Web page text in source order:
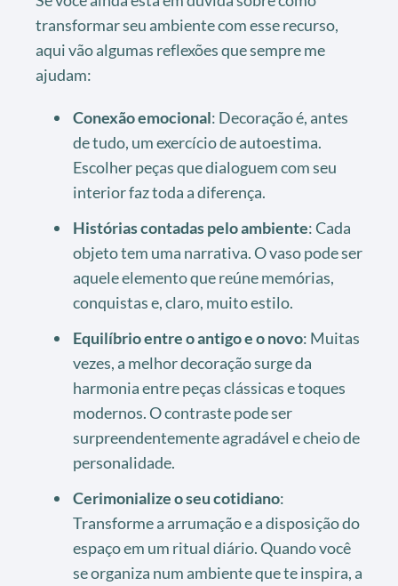
transformar seu ambiente com esse recurso,
aqui vão algumas reflexões que sempre me
ajudam:
Conexão emocional: Decoração é, antes
de tudo, um exercício de autoestima.
Escolher peças que dialoguem com seu
interior faz toda a diferença.
Histórias contadas pelo ambiente: Cada
objeto tem uma narrativa. O vaso pode ser
aquele elemento que reúne memórias,
conquistas e, claro, muito estilo.
Equilíbrio entre o antigo e o novo: Muitas
vezes, a melhor decoração surge da
harmonia entre peças clássicas e toques
modernos. O contraste pode ser
surpreendentemente agradável e cheio de
personalidade.
Cerimonialize o seu cotidiano:
Transforme a arrumação e a disposição do
espaço em um ritual diário. Quando você
se organiza num ambiente que te inspira, a